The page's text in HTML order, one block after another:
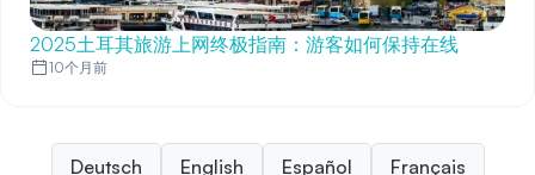
2025土耳其旅游上网终极指南：游客如何保持在线
10个月前
Deutsch English Español
Français